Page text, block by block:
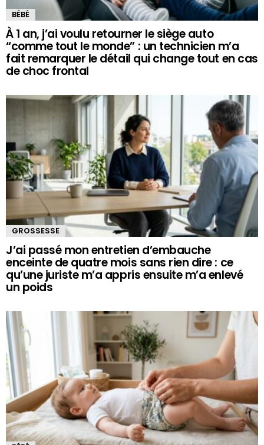
BÉBÉ
À 1 an, j’ai voulu retourner le siège auto
“comme tout le monde” : un technicien m’a
fait remarquer le détail qui change tout en cas
de choc frontal
GROSSESSE
J’ai passé mon entretien d’embauche
enceinte de quatre mois sans rien dire : ce
qu’une juriste m’a appris ensuite m’a enlevé
un poids